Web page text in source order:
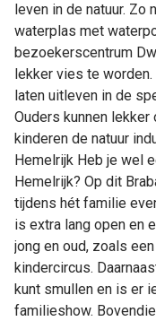
leven in de natuur.
waterplas met
bezoekerscentrum
lekker vies te
laten uitleven in de
Ouders kunnen
kinderen de natuur
Hemelrijk Heb je wel
Hemelrijk? Op dit
tijdens hét familie
is extra lang open en
jong en oud, zoals
kindercircus.
kunt smullen en is er
familieshow.